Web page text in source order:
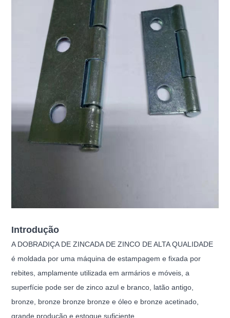
Introdução
A DOBRADIÇA DE ZINCADA DE ZINCO DE ALTA QUALIDADE
é moldada por uma máquina de estampagem e fixada por
rebites, amplamente utilizada em armários e móveis, a
superfície pode ser de zinco azul e branco, latão antigo,
bronze, bronze bronze bronze e óleo e bronze acetinado,
grande produção e estoque suficiente .